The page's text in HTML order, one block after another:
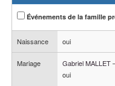
Événements de la famille
Naissance oui
Mariage GabrielMALLET
oui